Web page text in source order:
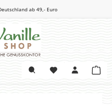
ab 49,- Euro